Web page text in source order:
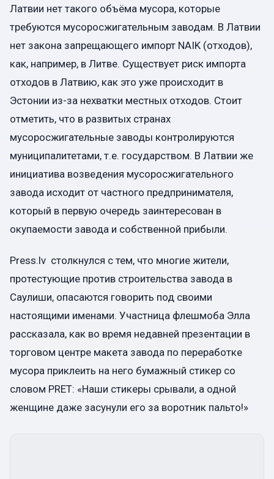
Латвии нет такого объёма мусора, которые
требуются мусоросжигательным заводам. В Латвии
нет закона запрещающего импорт NAIK (отходов),
как, например, в Литве. Существует риск импорта
отходов в Латвию, как это уже происходит в
Эстонии из-за нехватки местных отходов. Стоит
отметить, что в развитых странах
мусоросжигательные заводы контролируются
муниципалитетами, т.е. государством. В Латвии же
инициатива возведения мусоросжигательного
завода исходит от частного предпринимателя,
который в первую очередь заинтересован в
окупаемости завода и собственной прибыли.
Press.lv столкнулся с тем, что многие жители,
протестующие против строительства завода в
Саулиши, опасаются говорить под своими
настоящими именами. Участница флешмоба Элла
рассказала, как во время недавней презентации в
торговом центре макета завода по переработке
мусора приклеить на него бумажный стикер со
словом PRET: «Наши стикеры срывали, а одной
женщине даже засунули его за воротник пальто!»